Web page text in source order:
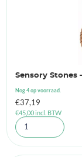
Sensory Stones
Nog 4 op voorraad.
€37,19
€45,00incl. BTW